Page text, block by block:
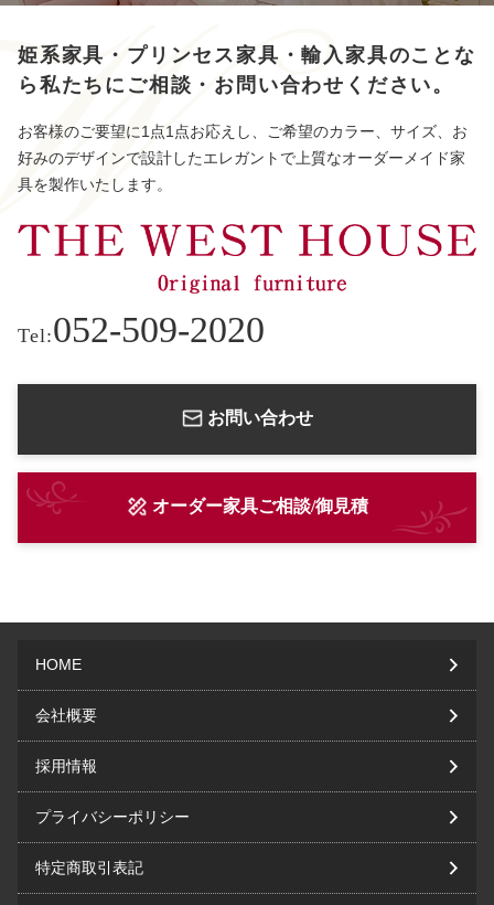
姫系家具・プリンセス家具・輸入家具のことな
ら 私たちにご相談・お問い合わせください。
お客様のご要望に1点1点お応えし、ご希望のカラー、サイズ、お
好みのデザインで設計したエレガントで上質なオーダーメイド家
具を製作いたします。
Tel:052-509-2020
お問い合わせ
オーダー家具ご相談/御見積
HOME
会社概要
採用情報
プライバシーポリシー
特定商取引表記